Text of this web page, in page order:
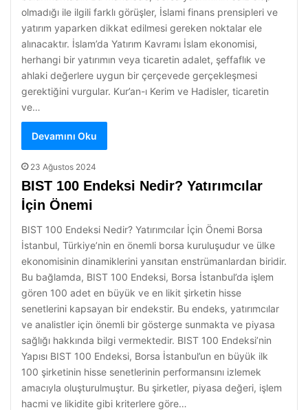
olmadığı ile ilgili farklı görüşler, İslami finans prensipleri ve
yatırım yaparken dikkat edilmesi gereken noktalar ele
alınacaktır. İslam’da Yatırım Kavramı İslam ekonomisi,
herhangi bir yatırımın veya ticaretin adalet, şeffaflık ve
ahlaki değerlere uygun bir çerçevede gerçekleşmesi
gerektiğini vurgular. Kur’an-ı Kerim ve Hadisler, ticaretin
ve…
Devamını Oku
23 Ağustos 2024
BIST 100 Endeksi Nedir? Yatırımcılar
İçin Önemi
BIST 100 Endeksi Nedir? Yatırımcılar İçin Önemi Borsa
İstanbul, Türkiye’nin en önemli borsa kuruluşudur ve ülke
ekonomisinin dinamiklerini yansıtan enstrümanlardan biridir.
Bu bağlamda, BIST 100 Endeksi, Borsa İstanbul’da işlem
gören 100 adet en büyük ve en likit şirketin hisse
senetlerini kapsayan bir endekstir. Bu endeks, yatırımcılar
ve analistler için önemli bir gösterge sunmakta ve piyasa
sağlığı hakkında bilgi vermektedir. BIST 100 Endeksi’nin
Yapısı BIST 100 Endeksi, Borsa İstanbul’un en büyük ilk
100 şirketinin hisse senetlerinin performansını izlemek
amacıyla oluşturulmuştur. Bu şirketler, piyasa değeri, işlem
hacmi ve likidite gibi kriterlere göre…